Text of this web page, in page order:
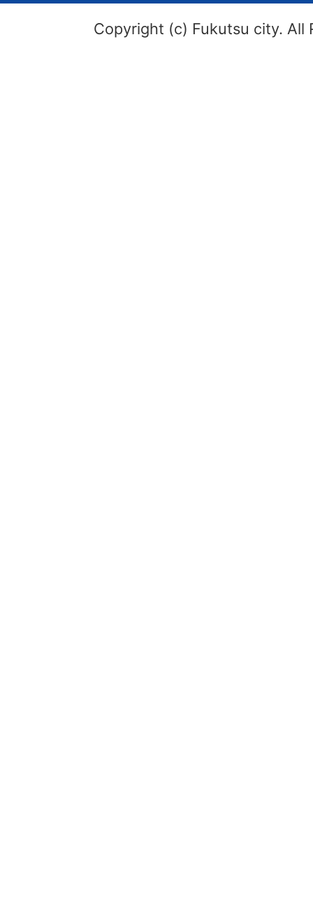
Copyright (c) Fukutsu city. All